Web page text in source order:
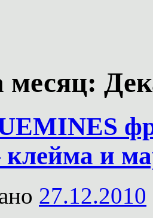
месяц:
и
27.12.2010